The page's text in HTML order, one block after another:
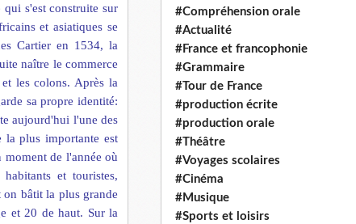
s'est construite sur
et asiatiques se
Cartier en 1534, la
naître le commerce
les colons. Après la
sa propre identité:
aujourd'hui l'une des
la plus importante est
moment de l'année où
et touristes,
on bâtit la plus grande
et 20 de haut. Sur la
#Compréhension orale
#Actualité
#France et francophonie
#Grammaire
#Tour de France
#production écrite
#production orale
#Théâtre
#Voyages scolaires
#Cinéma
#Musique
#Sports et loisirs